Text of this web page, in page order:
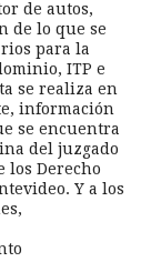
de autos,
de lo que se
para la
ITP e
se realiza en
información
se encuentra
del juzgado
los Derecho
Y a los